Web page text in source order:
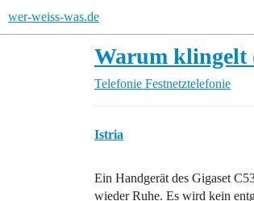
wer-weiss-was.de
Warum klingelt
Telefonie Festnetztelefonie
Istria
Ein Handgerät des Gigaset
wieder Ruhe. Es wird kein